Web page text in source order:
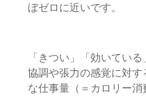
ぼゼロに近いです。
「きつい」「効いてい
協調や張力の感覚に対
な仕事量（＝カロリー消